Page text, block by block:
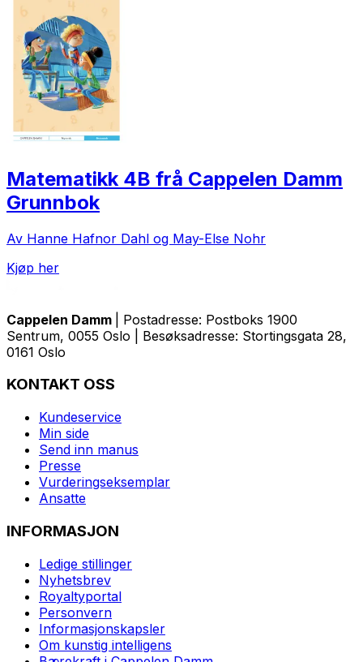
Matematikk 4B frå Cappelen Damm
Grunnbok
Av Hanne Hafnor Dahl og May-Else Nohr
Kjøp her
Cappelen Damm
| Postadresse: Postboks 1900
Sentrum, 0055 Oslo | Besøksadresse: Stortingsgata 28,
0161 Oslo
KONTAKT OSS
Kundeservice
Min side
Send inn manus
Presse
Vurderingseksemplar
Ansatte
INFORMASJON
Ledige stillinger
Nyhetsbrev
Royaltyportal
Personvern
Informasjonskapsler
Om kunstig intelligens